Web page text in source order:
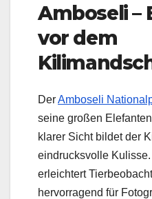
Amboseli –
vor dem
DerAmboseli
seine großen
klarer Sicht bildet der
eindrucksvolle
erleichtert
hervorragend für